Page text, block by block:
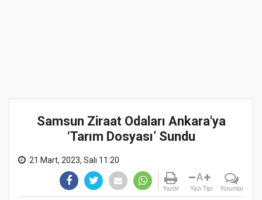
Samsun Ziraat Odaları Ankara'ya
‘Tarım Dosyası’ Sundu
21 Mart, 2023, Salı 11:20
Yazdır
A
Yazı Tipi Yorumlar